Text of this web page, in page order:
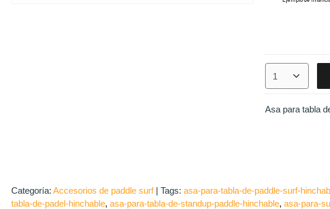
Asa para tabla
Categoría: Accesorios de paddle surf| Tags: asa-para-tabla-de-paddle-surf-
tabla-de-padel-hinchable asa-para-tabla-de-standup-paddle-hinchable asa-para-